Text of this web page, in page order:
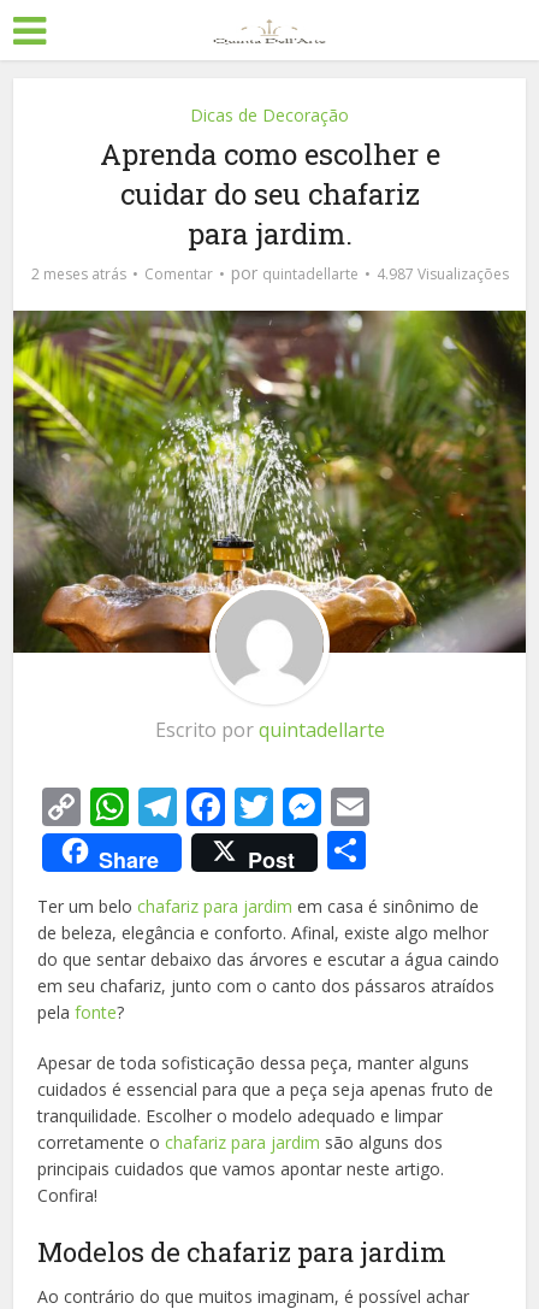
Dicas de Decoração
Aprenda como escolher e
cuidar do seu chafariz
para jardim.
2 meses atrás Comentar por quintadellarte 4.987 Visualizações
Escrito porquintadellarte
Copy
Link
WhatsApp
Telegram
Facebook
TwitterMessenger
Share Post
Ter um belochafariz para jardim em casa é sinônimo de
de beleza, elegância e conforto. Afinal, existe algo melhor
do que sentar debaixo das árvores e escutar a água caindo
em seu chafariz, junto com o canto dos pássaros atraídos
pelafonte?
Apesar de toda sofisticação dessa peça, manter alguns
cuidados é essencial para que a peça seja apenas fruto de
tranquilidade. Escolher o modelo adequado e limpar
corretamente ochafariz para jardim são alguns dos
principais cuidados que vamos apontar neste artigo.
Confira!
Modelos de chafariz para jardim
Ao contrário do que muitos imaginam, é possível achar